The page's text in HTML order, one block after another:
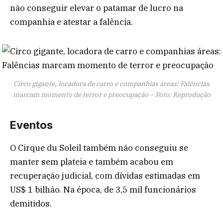
não conseguir elevar o patamar de lucro na
companhia e atestar a falência.
Circo gigante, locadora de carro e companhias áreas: Falências
marcam momento de terror e preocupação – Foto: Reprodução
Eventos
O Cirque du Soleil também não conseguiu se
manter sem plateia e também acabou em
recuperação judicial, com dívidas estimadas em
US$ 1 bilhão. Na época, de 3,5 mil funcionários
demitidos.